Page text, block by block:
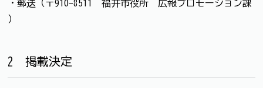
・郵送（〒910-8511 福井市役所 広報プロモーション課
）
2 掲載決定